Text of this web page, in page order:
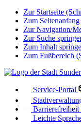
Zur Startseite
Zum
Zur Navigation/
Zur Suche
Zum Inhalt
Zum Fußbereich
Service-Portal
Barrierefreiheit
Leichte